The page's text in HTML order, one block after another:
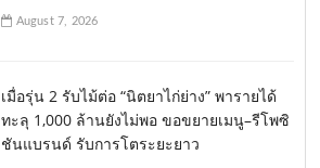
August 7, 2026
เมื่อรุ่น 2 รับไม้ต่อ “นิตยาไก่ย่าง” พารายได้
ทะลุ 1,000 ล้านยังไม่พอ ขอขยายเมนู–รีโพซิ
ชันแบรนด์ รับการโตระยะยาว